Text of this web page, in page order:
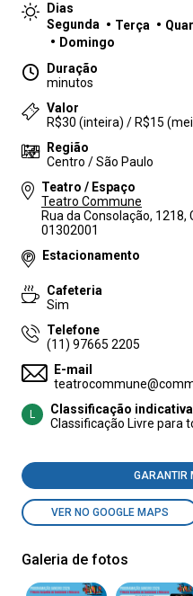
Dias
Segunda
Terça
Domingo
Duração
minutos
Valor
R$30 (inteira) / R$15
Região
Centro / São Paulo
Teatro / Espaço
Teatro Commune
Rua da Consolação,
01302001
Estacionamento
Cafeteria
Sim
Telefone
(11) 97665 2205
E-mail
L
Classificação indicativa
Classificação Livre para
GARANTIR
VER NO GOOGLE MAPS
Galeria de fotos